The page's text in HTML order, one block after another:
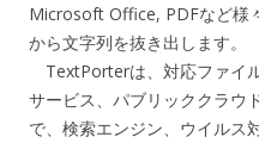
Microsoft Office, PDFなど様
から文字列を抜き出します。
TextPorterは、対応ファイ
サービス、パブリッククラウ
で、検索エンジン、ウイルス